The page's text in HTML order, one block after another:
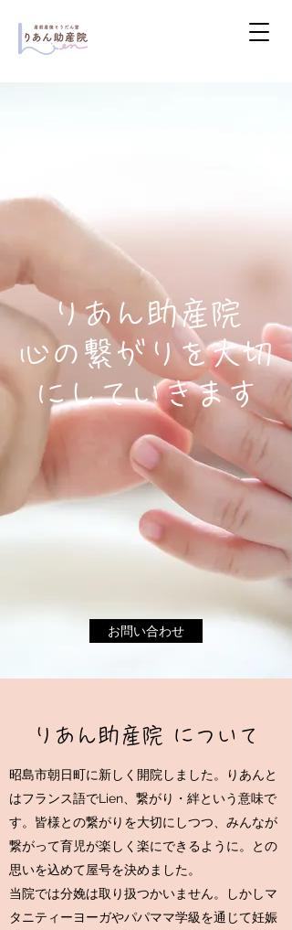
りあん助産院
心の繋がりを大切
にしていきます
お問い合わせ
りあん助産院 について
昭島市朝日町に新しく開院しました。りあんと
はフランス語でLien、繋がり・絆という意味で
す。皆様との繋がりを大切にしつつ、みんなが
繋がって育児が楽しく楽にできるように。との
思いを込めて屋号を決めました。
当院では分娩は取り扱つかいません。しかしマ
タニティーヨーガやパパママ学級を通じて妊娠